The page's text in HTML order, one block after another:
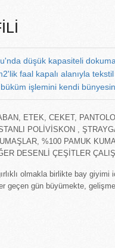
düşük kapasiteli
faal kapalı alanıyla
işlemini kendi
ETEK, CEKET,
POLİVİSKON ,
%100 PAMUK
DESENLİ ÇEŞİTLER
olmakla birlikte bay
geçen gün büyümekte,